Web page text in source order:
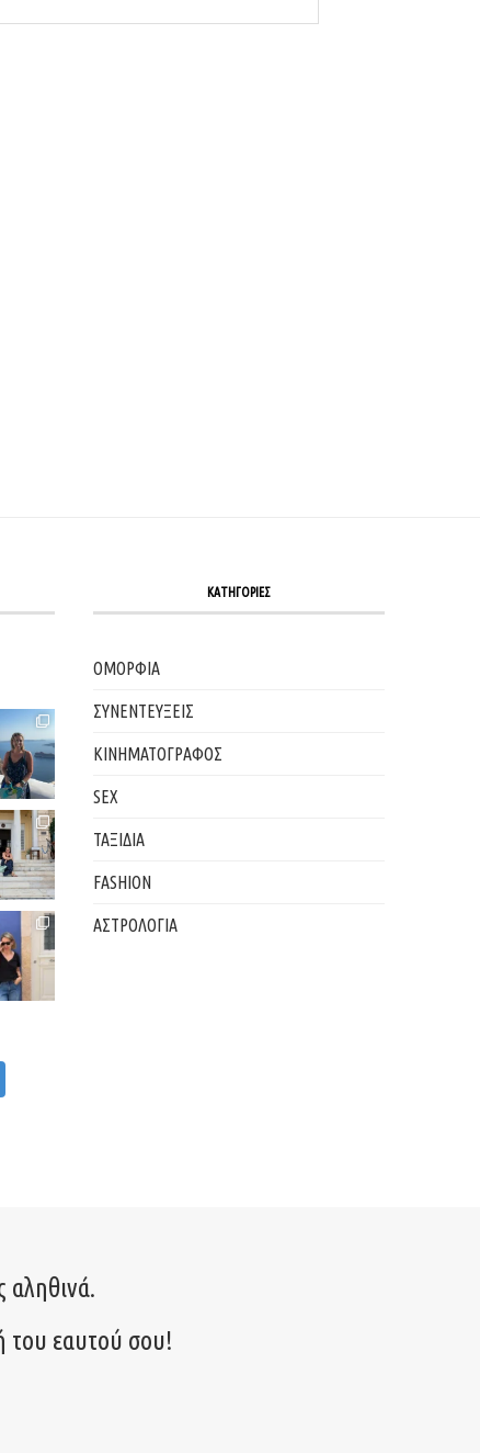
ΚΑΤΗΓΟΡΙΕΣ
ΟΜΟΡΦΙΑ
ΣΥΝΕΝΤΕΥΞΕΙΣ
ΚΙΝΗΜΑΤΟΓΡΑΦΟΣ
SEX
ΤΑΞΙΔΙΑ
FASHION
ΑΣΤΡΟΛΟΓΙΑ
αληθινά.
του εαυτού σου!